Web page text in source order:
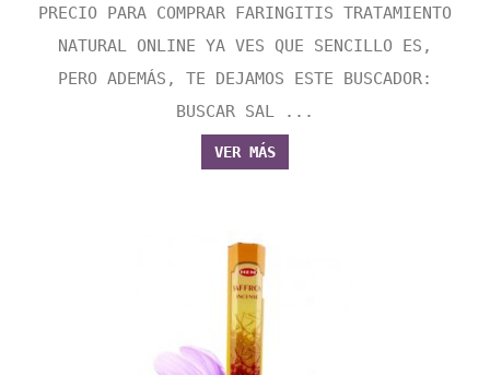
PRECIO PARA COMPRAR FARINGITIS TRATAMIENTO
NATURAL ONLINE YA VES QUE SENCILLO ES,
PERO ADEMÁS, TE DEJAMOS ESTE BUSCADOR:
BUSCAR SAL ...
VER MÁS